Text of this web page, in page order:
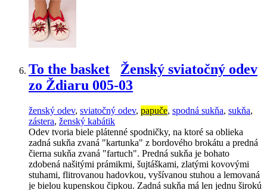
To the basket
Ženský sviatočný odev
zo Ždiaru 005-03
ženský odev, sviatočný odev, papuče, spodná sukňa, sukňa,
zástera, ženský kabátik
Odev tvoria biele plátenné spodničky, na ktoré sa oblieka
zadná sukňa zvaná "kartunka" z bordového brokátu a predná
čierna sukňa zvaná "fartuch". Predná sukňa je bohato
zdobená našitými prámikmi, šujtáškami, zlatými kovovými
stuhami, flitrovanou hadovkou, vyšívanou stuhou a lemovaná
je bielou kupenskou čipkou. Zadná sukňa má len jednu širokú